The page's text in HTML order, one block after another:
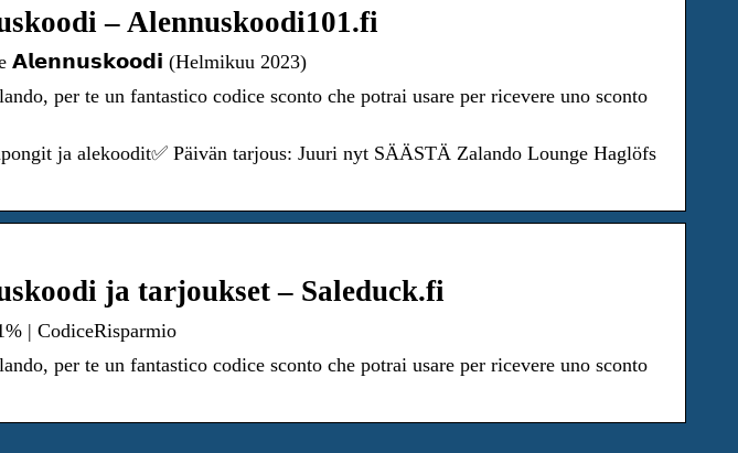
– Alennuskoodi101.fi
𝗔𝗹𝗲𝗻𝗻𝘂𝘀𝗸𝗼𝗼𝗱𝗶 (Helmikuu 2023)
per te un fantastico codice sconto che potrai usare per ricevere uno sconto
ja alekoodit✅ Päivän tarjous: Juuri nyt SÄÄSTÄ Zalando Lounge Haglöfs
ja tarjoukset – Saleduck.fi
| CodiceRisparmio
per te un fantastico codice sconto che potrai usare per ricevere uno sconto